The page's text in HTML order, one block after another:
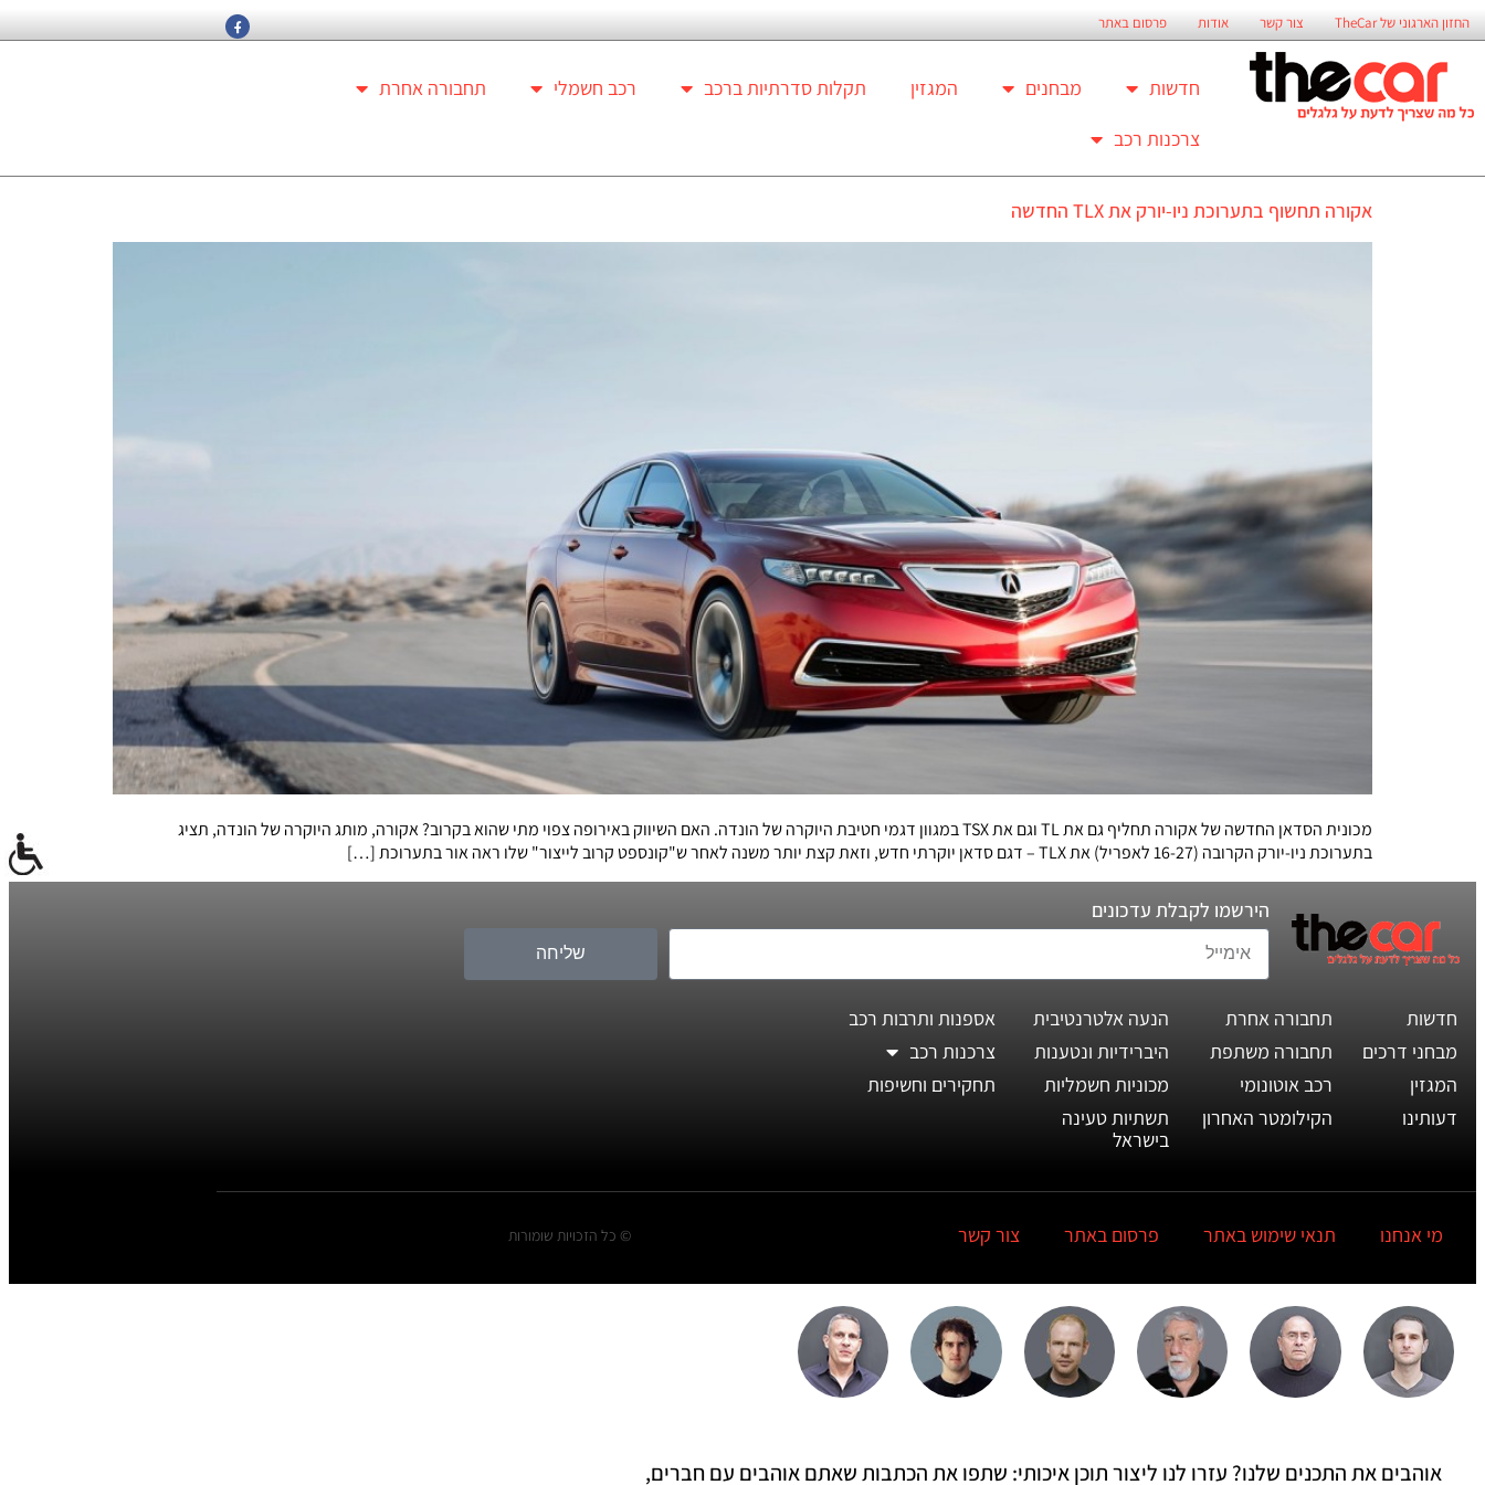
החזון הארגוני של TheCar צור קשר אודות פרסום באתר
חדשות מבחנים המגזין תקלות סדרתיות ברכב רכב חשמלי
תחבורה אחרת
צרכנות רכב
אקורה תחשוף בתערוכת ניו-יורק את TLX החדשה
מכונית הסדאן החדשה של אקורה תחליף גם את TL וגם את TSX במגוון דגמי חטיבת היוקרה של הונדה. האם השיווק באירופה צפוי מתי שהוא בקרוב? אקורה, מותג היוקרה של הונדה, תציג
בתערוכת ניו-יורק הקרובה (16-27 לאפריל) את TLX – דגם סדאן יוקרתי חדש, וזאת קצת יותר משנה לאחר ש"קונספט קרוב לייצור" שלו ראה אור בתערוכת […]
הירשמו לקבלת עדכונים
שליחה
חדשות
מבחני דרכים
המגזין
דעותינו
תחבורה אחרת
תחבורה משתפת
רכב אוטונומי
הקילומטר האחרון
הנעה אלטרנטיבית
היברידיות ונטענות
מכוניות חשמליות
תשתיות טעינה
בישראל
אספנות ותרבות רכב
צרכנות רכב
תחקירים וחשיפות
מי אנחנו תנאי שימוש באתר פרסום באתר צור קשר © כל הזכויות שומורות
אוהבים את התכנים שלנו? עזרו לנו ליצור תוכן איכותי: שתפו את הכתבות שאתם אוהבים עם חברים,